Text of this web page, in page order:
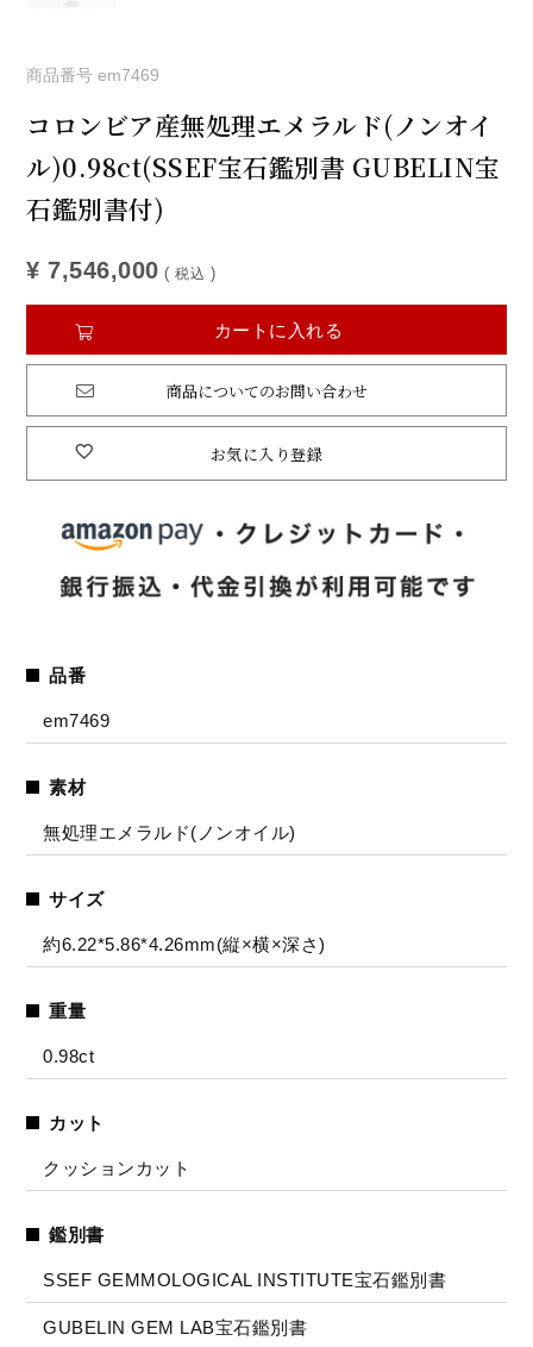
商品番号 em7469
コロンビア産無処理エメラルド(ノンオイ
ル)0.98ct(SSEF宝石鑑別書 GUBELIN宝
石鑑別書付)
¥ 7,546,000 税込
お気に入り登録
カートに入れる
商品についてのお問い合わせ
品番
em7469
素材
無処理エメラルド(ノンオイル)
サイズ
約6.22*5.86*4.26mm(縦×横×深さ)
重量
0.98ct
カット
クッションカット
鑑別書
SSEF GEMMOLOGICAL INSTITUTE宝石鑑別書
GUBELIN GEM LAB宝石鑑別書